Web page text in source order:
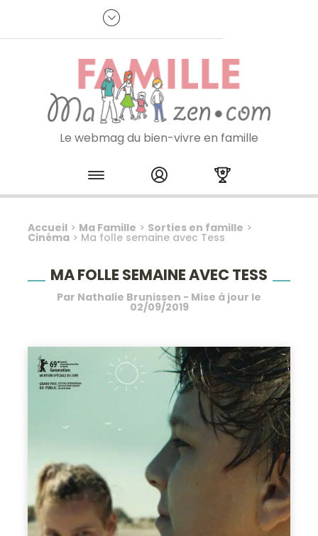
Je m'inscris à la newsletter
Le webmag du bien-vivre en famille
Skip to content
Accueil > Ma Famille > Sorties en famille >
Cinéma > Ma folle semaine avec Tess
MA FOLLE SEMAINE AVEC TESS
Par Nathalie Brunissen - Mise à jour le
02/09/2019
Panneau de gestion des cookies